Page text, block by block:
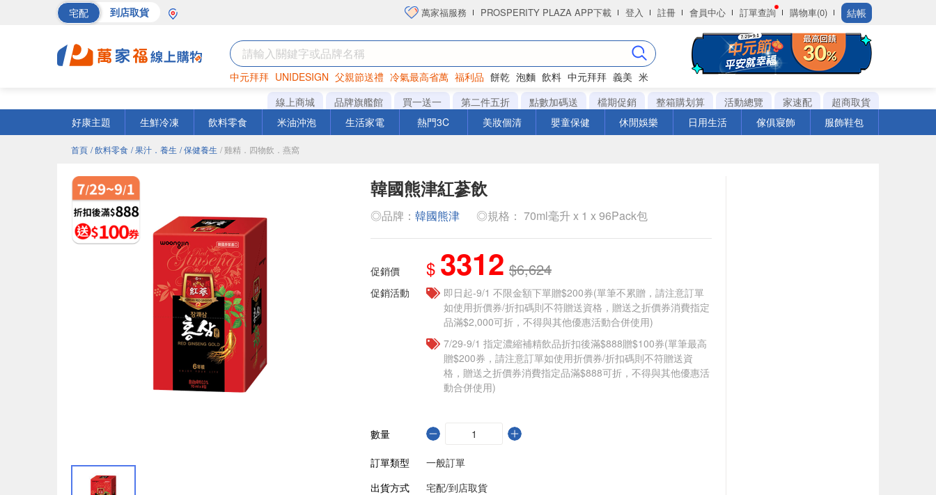
宅配 到店取貨 萬家福服務 PROSPERITY PLAZA APP下載 登入 註冊 會員中心 訂單查詢 購物車(0) 結帳
中元拜拜 UNIDESIGN 父親節送禮 冷氣最高省萬 福利品 餅乾 泡麵 飲料 中元拜拜 義美 米
罐頭 海苔 洋芋片
線上商城 品牌旗艦館 買一送一 第二件五折 點數加碼送 檔期促銷 整箱購划算 活動總覽 家速配
超商取貨
好康主題
生鮮冷凍 飲料零食 米油沖泡 生活家電 熱門3C 美妝個清 嬰童保健 休閒娛樂 日用生活 傢俱寢飾 服飾鞋包
首頁 / 飲料零食 / 果汁．養生 / 保健養生 / 雞精．四物飲．燕窩
韓國熊津紅蔘飲
◎品牌： 韓國熊津 ◎規格： 70ml毫升 x 1 x 96Pack包
促銷價 $ 3312 $6,624
促銷活動
即日起-9/1 不限金額下單贈$200券(單筆不累贈，請注意訂單
如使用折價券/折扣碼則不符贈送資格，贈送之折價券消費指定
品滿$2,000可折，不得與其他優惠活動合併使用)
7/29-9/1 指定濃縮補精飲品​折扣後滿$888贈$100券(單筆最高
贈$200券，請注意訂單如使用折價券/折扣碼則不符贈送資
格，贈送之折價券消費指定品滿$888可折，不得與其他優惠活
動合併使用)
數量
訂單類型
一般訂單
出貨方式
宅配/到店取貨